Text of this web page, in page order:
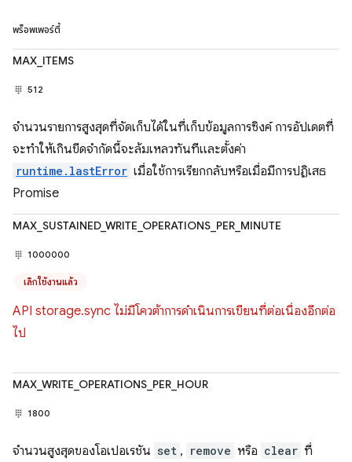
พร็อพเพอร์ตี้
MAX_ITEMS
512
จำนวนรายการสูงสุดที่จัดเก็บได้ในที่เก็บข้อมูลการซิงค์ การอัปเดตที่
จะทำให้เกินขีดจำกัดนี้จะล้มเหลวทันทีและตั้งค่า
runtime.lastError เมื่อใช้การเรียกกลับหรือเมื่อมีการปฏิเสธ
Promise
MAX_SUSTAINED_WRITE_OPERATIONS_PER_MINUTE
1000000
เลิกใช้งานแล้ว
API storage.sync ไม่มีโควต้าการดำเนินการเขียนที่ต่อเนื่องอีกต่อ
ไป
MAX_WRITE_OPERATIONS_PER_HOUR
1800
จำนวนสูงสุดของโอเปอเรชัน set , remove หรือ clear ที่